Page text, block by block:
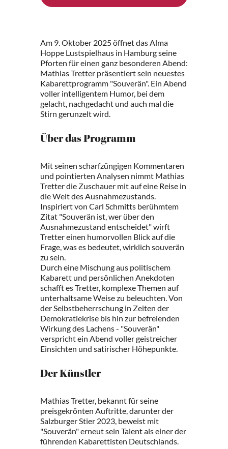
Am 9. Oktober 2025 öffnet das Alma
Hoppe Lustspielhaus in Hamburg seine
Pforten für einen ganz besonderen Abend:
Mathias Tretter präsentiert sein neuestes
Kabarettprogramm "Souverän". Ein Abend
voller intelligentem Humor, bei dem
gelacht, nachgedacht und auch mal die
Stirn gerunzelt wird.
Über das Programm
Mit seinen scharfzüngigen Kommentaren
und pointierten Analysen nimmt Mathias
Tretter die Zuschauer mit auf eine Reise in
die Welt des Ausnahmezustands.
Inspiriert von Carl Schmitts berühmtem
Zitat "Souverän ist, wer über den
Ausnahmezustand entscheidet" wirft
Tretter einen humorvollen Blick auf die
Frage, was es bedeutet, wirklich souverän
zu sein.
Durch eine Mischung aus politischem
Kabarett und persönlichen Anekdoten
schafft es Tretter, komplexe Themen auf
unterhaltsame Weise zu beleuchten. Von
der Selbstbeherrschung in Zeiten der
Demokratiekrise bis hin zur befreienden
Wirkung des Lachens - "Souverän"
verspricht ein Abend voller geistreicher
Einsichten und satirischer Höhepunkte.
Der Künstler
Mathias Tretter, bekannt für seine
preisgekrönten Auftritte, darunter der
Salzburger Stier 2023, beweist mit
"Souverän" erneut sein Talent als einer der
führenden Kabarettisten Deutschlands.